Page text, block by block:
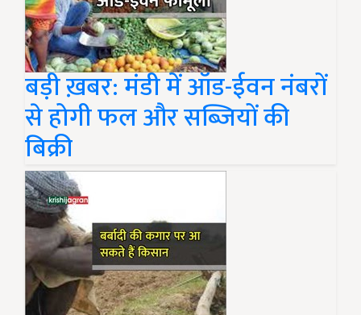
बड़ी ख़बर: मंडी में ऑड-ईवन नंबरों
से होगी फल और सब्जियों की
बिक्री